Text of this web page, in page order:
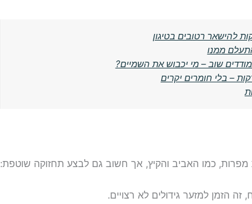
להישאר רטובים בטיגון
ממנו
שוב – מי יכבוש את השמיים?
מפרות, כמו האביב והקיץ, אך חשוב גם לבצע תחזוקה שוטפת:
הזמן למזער גידולים לא רצויים.